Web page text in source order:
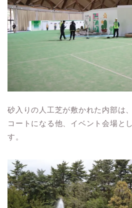
砂入りの人工芝が敷かれた内部は
コートになる他、イベント会場と
す。